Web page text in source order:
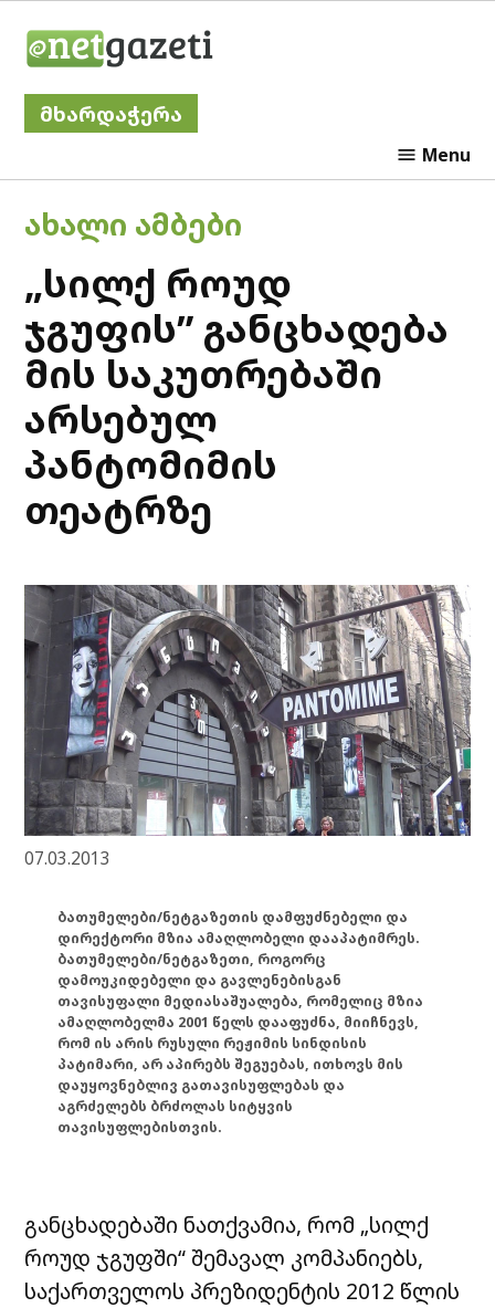
მხარდაჭერა
Menu
POSTED
IN
ᲐᲮᲐᲚᲘ ᲐᲛᲑᲔᲑᲘ
„სილქ როუდ
ჯგუფის” განცხადება
მის საკუთრებაში
არსებულ
პანტომიმის
თეატრზე
07.03.2013
ბათუმელები/ნეტგაზეთის დამფუძნებელი და
დირექტორი მზია ამაღლობელი დააპატიმრეს.
ბათუმელები/ნეტგაზეთი, როგორც
დამოუკიდებელი და გავლენებისგან
თავისუფალი მედიასაშუალება, რომელიც მზია
ამაღლობელმა 2001 წელს დააფუძნა, მიიჩნევს,
რომ ის არის რუსული რეჟიმის სინდისის
პატიმარი, არ აპირებს შეგუებას, ითხოვს მის
დაუყოვნებლივ გათავისუფლებას და
აგრძელებს ბრძოლას სიტყვის
თავისუფლებისთვის.
განცხადებაში ნათქვამია, რომ „სილქ
როუდ ჯგუფში“ შემავალ კომპანიებს,
საქართველოს პრეზიდენტის 2012 წლის